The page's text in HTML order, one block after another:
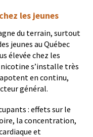
les jeunes
du terrain, surtout
jeunes au Québec
élevée chez les
nicotine s’installe très
en continu,
général.
: effets sur le
la concentration,
et